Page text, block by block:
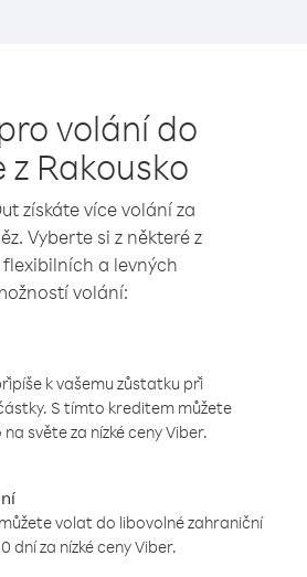
volání do
z Rakousko
získáte více volání za
Vyberte si z některé z
a levných
volání:
k vašemu zůstatku při
S tímto kreditem můžete
světe za nízké ceny Viber.
volat do libovolné zahraniční
dní za nízké ceny Viber.